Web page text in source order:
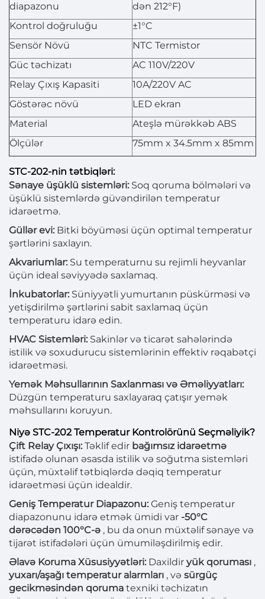
diapazonu
dən 212°F)
Kontrol doğruluğu
±1°C
Sensör Növü
NTC Termistor
Güc təchizatı
AC 110V/220V
Relay Çıxış Kapasiti
10A/220V AC
Göstərəc növü
LED ekran
Material
Ateşlə mürəkkəb ABS
Ölçülər
75mm x 34.5mm x 85mm
STC-202-nin tətbiqləri:
Sənaye üşüklü sistemləri: Soq qoruma bölmələri və
üşüklü sistemlərdə güvəndirilən temperatur
idarəetmə.
Güllər evi: Bitki böyüməsi üçün optimal temperatur
şərtlərini saxlayın.
Akvariumlar: Su temperaturnu su rejimli heyvanlar
üçün ideal səviyyədə saxlamaq.
İnkubatorlar: Süniyyətli yumurtanın püskürməsi və
yetişdirilmə şərtlərini sabit saxlamaq üçün
temperaturu idarə edin.
HVAC Sistemləri: Sakinlər və ticarət sahələrində
istilik və soxudurucu sistemlərinin effektiv rəqabətçi
idarəetməsi.
Yemək Məhsullarının Saxlanması və Əməliyyatları:
Düzgün temperaturu saxlayaraq çatışır yemək
məhsullarını koruyun.
Niyə STC-202 Temperatur Kontrolörünü Seçməliyik?
Çift Relay Çıxışı: Təklif edir bağımsız idarəetmə
istifadə olunan əsasda istilik və soğutma sistemləri
üçün, müxtəlif tətbiqlərdə dəqiq temperatur
idarəetməsi üçün idealdir.
Geniş Temperatur Diapazonu: Geniş temperatur
diapazonunu idarə etmək ümidi var -50°C
dərəcədən 100°C-ə , bu da onun müxtəlif sənaye və
tijarət istifadələri üçün ümumiləşdirilmiş edir.
Əlavə Koruma Xüsusiyyətləri: Daxildir yük qoruması ,
yuxarı/aşağı temperatur alarmları , və sürgüç
gecikməsindən qoruma texniki təchizatın